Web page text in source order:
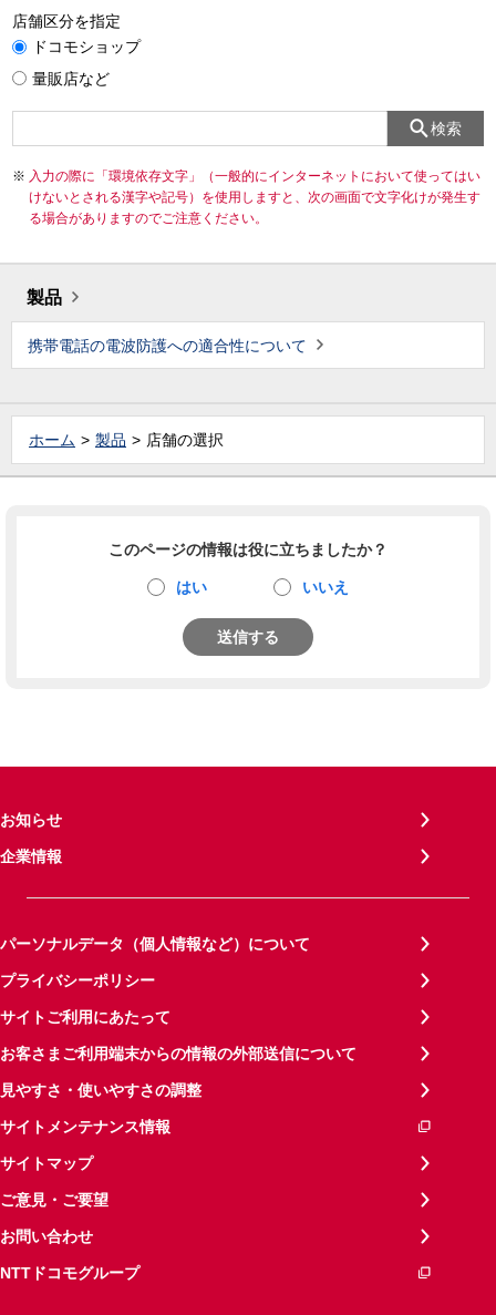
店舗区分を指定
ドコモショップ
量販店など
検索
入力の際に「環境依存文字」（一般的にインターネットにおいて使ってはい
けないとされる漢字や記号）を使用しますと、次の画面で文字化けが発生す
る場合がありますのでご注意ください。
製品
携帯電話の電波防護への適合性について
ホーム 製品 店舗の選択
このページの情報は役に立ちましたか？
はい いいえ
送信する
お知らせ
企業情報
パーソナルデータ（個人情報など）について
プライバシーポリシー
サイトご利用にあたって
お客さまご利用端末からの情報の外部送信について
見やすさ・使いやすさの調整
サイトメンテナンス情報
サイトマップ
ご意見・ご要望
お問い合わせ
NTTドコモグループ